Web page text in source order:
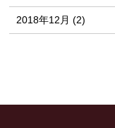
2018年12月 (2)